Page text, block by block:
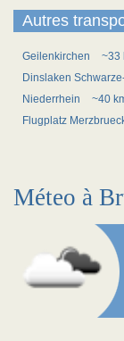
Autres
Geilenkirchen
~33
Dinslaken
Niederrhein
~40
Flugplatz
Méteo à